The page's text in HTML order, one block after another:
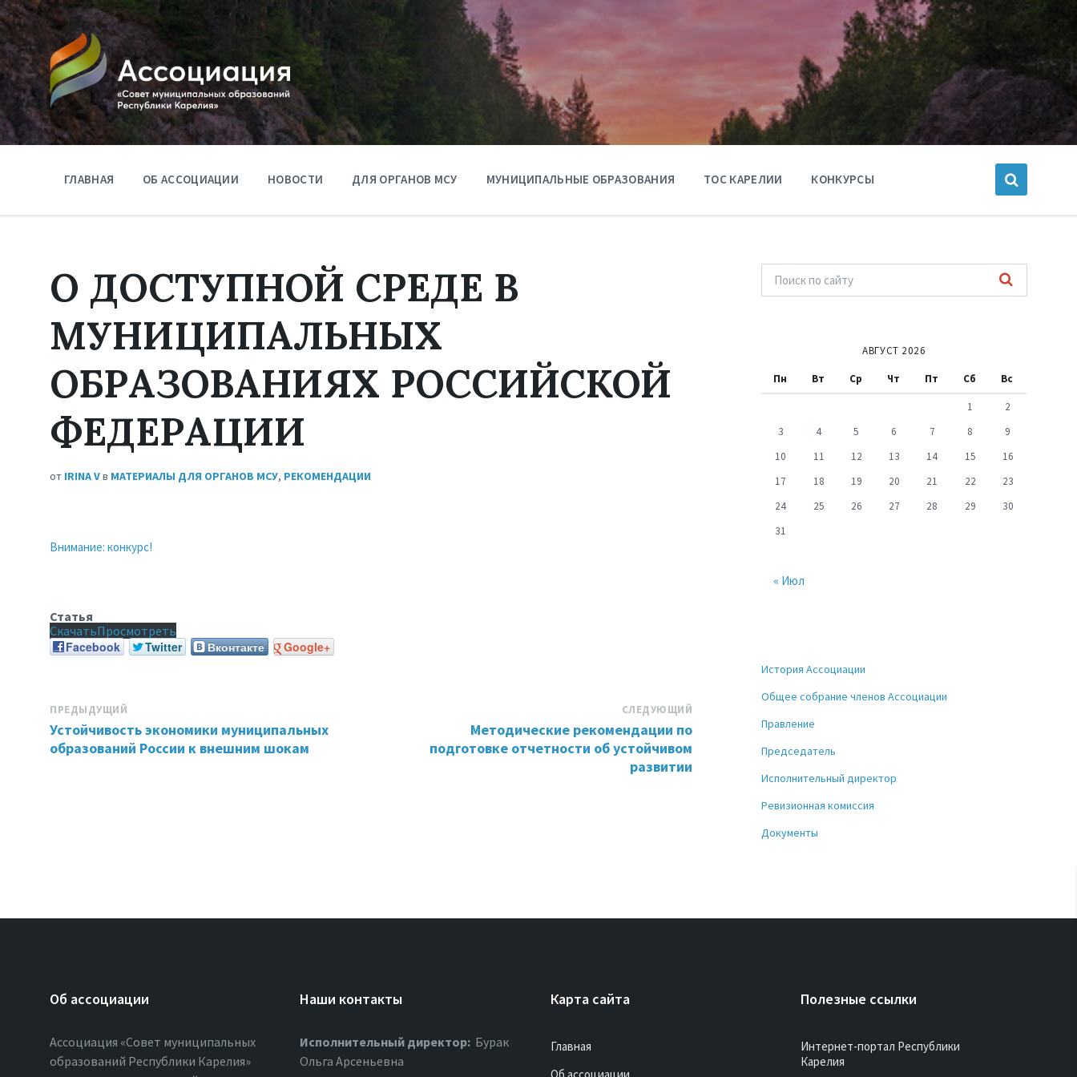
ГЛАВНАЯ ОБ АССОЦИАЦИИ НОВОСТИ ДЛЯ ОРГАНОВ МСУ МУНИЦИПАЛЬНЫЕ ОБРАЗОВАНИЯ ТОС КАРЕЛИИ КОНКУРСЫ
О ДОСТУПНОЙ СРЕДЕ В
МУНИЦИПАЛЬНЫХ
ОБРАЗОВАНИЯХ РОССИЙСКОЙ
ФЕДЕРАЦИИ
от IRINA Vв МАТЕРИАЛЫ ДЛЯ ОРГАНОВ МСУ, РЕКОМЕНДАЦИИ
Внимание: конкурс!
Статья
СкачатьПросмотреть
Facebook
Twitter Вконтакте Google+
ПРЕДЫДУЩИЙ
Устойчивость экономики муниципальных
образований России к внешним шокам
СЛЕДУЮЩИЙ
Методические рекомендации по
подготовке отчетности об устойчивом
развитии
АВГУСТ 2026
Пн Вт Ср Чт Пт Сб Вс
1
2
3
4 5 6 7 8
9
10
11 12 13 14 15
16
17
18 19 20 21 22
23
24
25 26 27 28 29
30
31
« Июл
История Ассоциации
Общее собрание членов Ассоциации
Правление
Председатель
Исполнительный директор
Ревизионная комиссия
Документы
Об ассоциации
Ассоциация «Совет муниципальных
образований Республики Карелия»
Наши контакты
Исполнительный директор: Бурак
Ольга Арсеньевна
Карта сайта
Главная
Полезные ссылки
Интернет-портал Республики
Карелия